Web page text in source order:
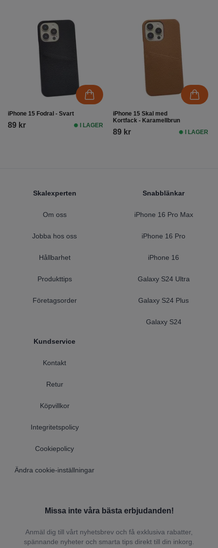
iPhone 15 Fodral - Svart
89 kr I LAGER
iPhone 15 Skal med
Kortfack - Karamellbrun
89 kr I LAGER
Skalexperten
Om oss
Jobba hos oss
Hållbarhet
Produkttips
Företagsorder
Kundservice
Kontakt
Retur
Köpvillkor
Integritetspolicy
Cookiepolicy
Ändra cookie-inställningar
Snabblänkar
iPhone 16 Pro Max
iPhone 16 Pro
iPhone 16
Galaxy S24 Ultra
Galaxy S24 Plus
Galaxy S24
Missa inte våra bästa erbjudanden!
Anmäl dig till vårt nyhetsbrev och få exklusiva rabatter,
spännande nyheter och smarta tips direkt till din inkorg.